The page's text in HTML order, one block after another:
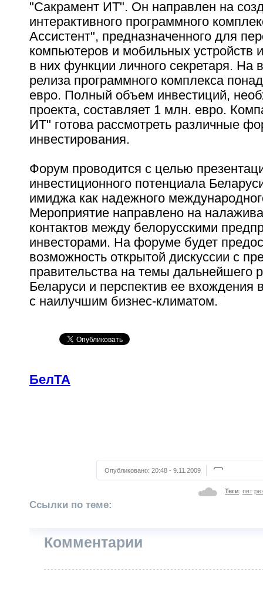
"Сакрамент ИТ". Он направлен на
интерактивного программного
Ассистент", предназначенного для
компьютеров и мобильных устройств
в них функции личного секретаря. На
релиза программного комплекса
евро. Полный объем инвестиций,
проекта, составляет 1 млн. евро.
ИТ" готова рассмотреть различные
инвестирования.
Форум проводится с целью
инвестиционного потенциала
имиджа как надежного
Мероприятие направлено на
контактов между белорусскими
инвесторами. На форуме будет
возможность открытой дискуссии с
правительства на темы дальнейшего
Беларуси и перспектив ее вхождения
с наилучшим бизнес-климатом.
БелТА
Опубликовано: 20:48 - 9.11.2009
Теги: пвт
Ссылки по теме:
Комментарии